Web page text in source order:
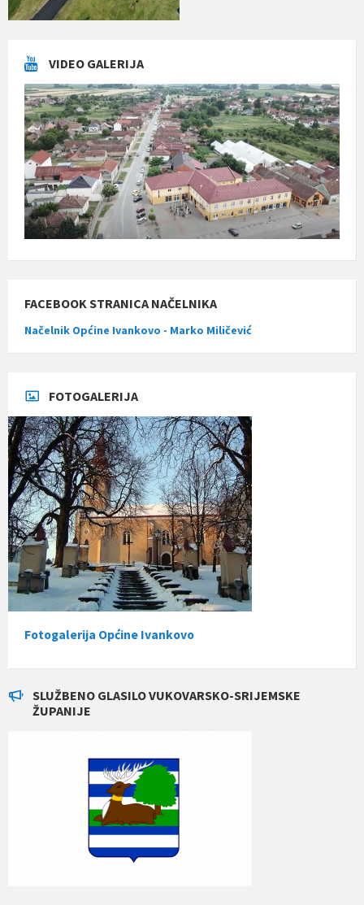
VIDEO GALERIJA
FACEBOOK STRANICA NAČELNIKA
Načelnik Općine Ivankovo - Marko Miličević
FOTOGALERIJA
Fotogalerija Općine Ivankovo
SLUŽBENO GLASILO VUKOVARSKO-SRIJEMSKE
ŽUPANIJE